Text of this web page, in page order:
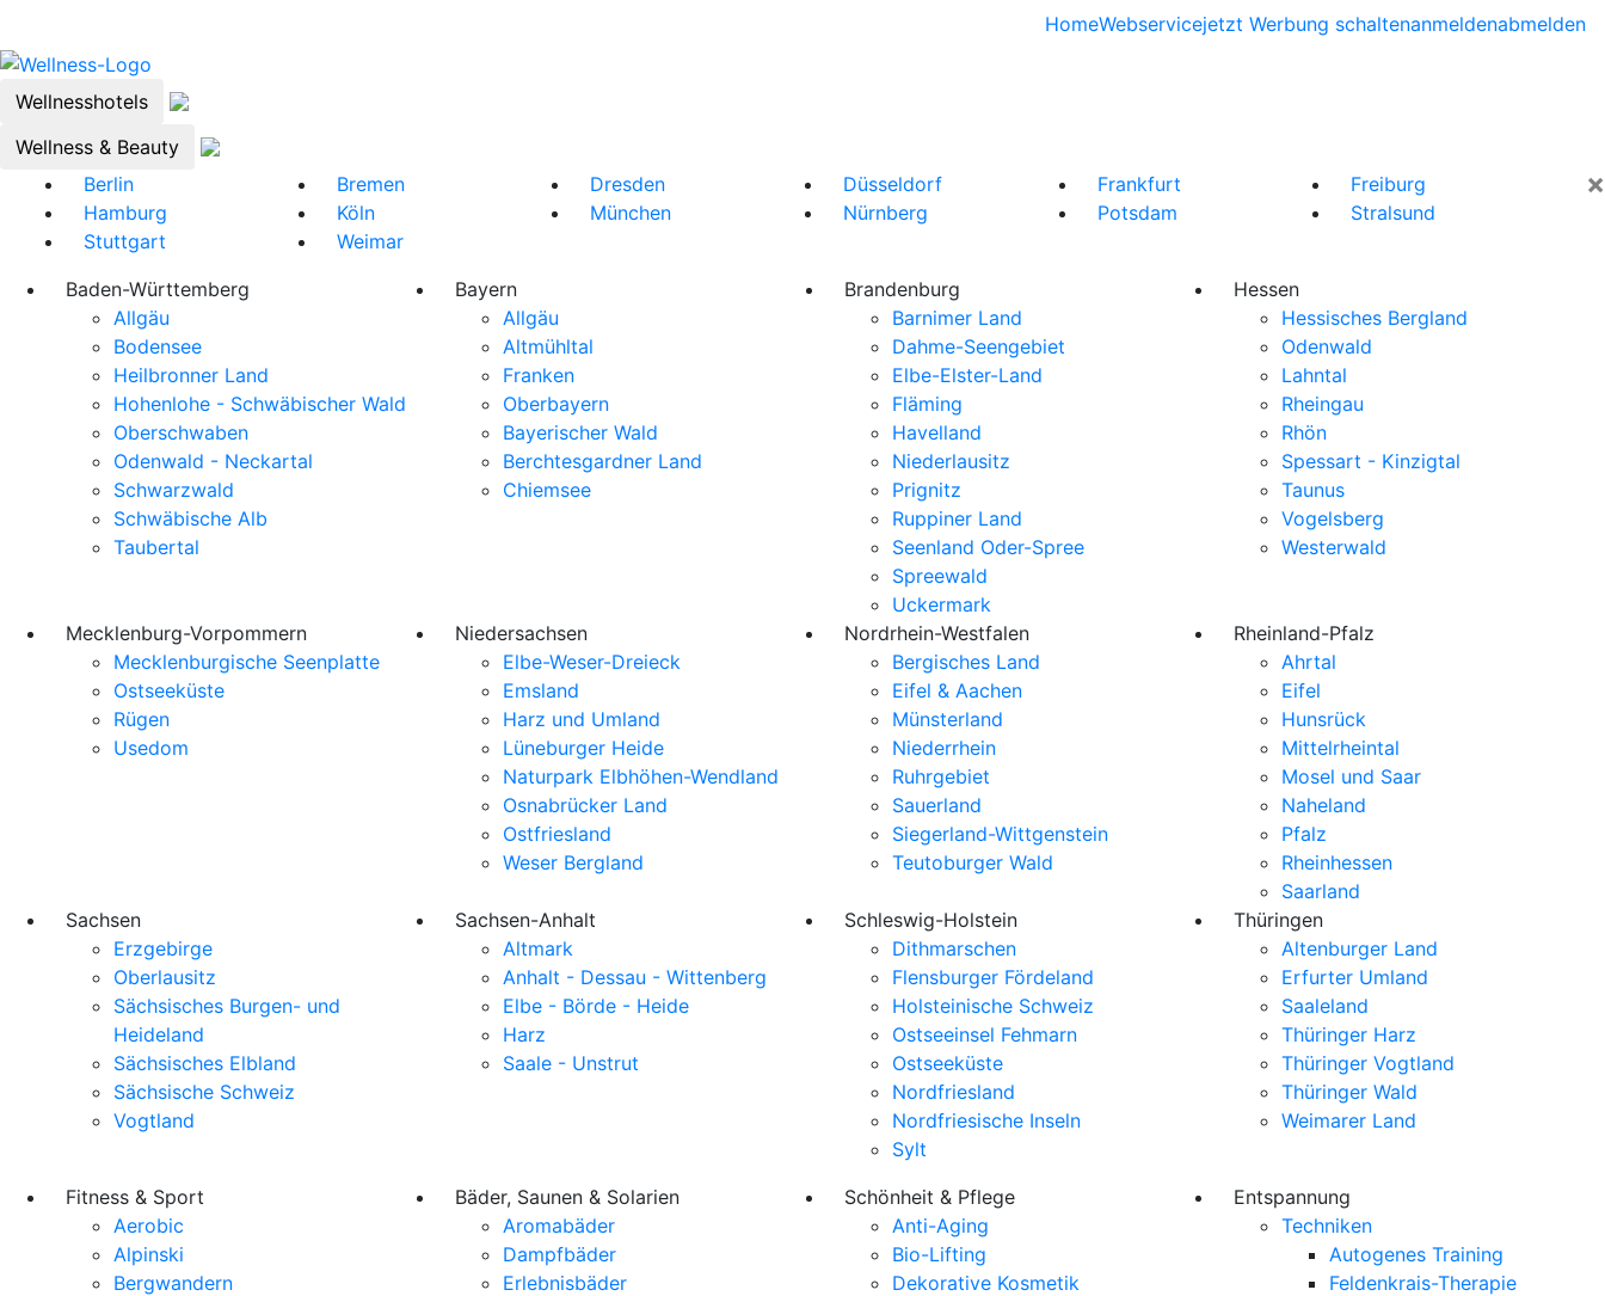
HomeWebservicejetzt Werbung schaltenanmeldenabmelden
Wellnesshotels
Wellness & Beauty
×
Berlin Bremen Dresden Düsseldorf Frankfurt
Freiburg
Hamburg
Köln München Nürnberg Potsdam
Stralsund
Stuttgart
Weimar
Baden-Württemberg
Allgäu
Bodensee
Heilbronner Land
Hohenlohe - Schwäbischer Wald
Oberschwaben
Odenwald - Neckartal
Schwarzwald
Schwäbische Alb
Taubertal
Bayern
Allgäu
Altmühltal
Franken
Oberbayern
Bayerischer Wald
Berchtesgardner Land
Chiemsee
Brandenburg
Barnimer Land
Dahme-Seengebiet
Elbe-Elster-Land
Fläming
Havelland
Niederlausitz
Prignitz
Ruppiner Land
Seenland Oder-Spree
Spreewald
Uckermark
Hessen
Hessisches Bergland
Odenwald
Lahntal
Rheingau
Rhön
Spessart - Kinzigtal
Taunus
Vogelsberg
Westerwald
Mecklenburg-Vorpommern
Mecklenburgische Seenplatte
Ostseeküste
Rügen
Usedom
Niedersachsen
Elbe-Weser-Dreieck
Emsland
Harz und Umland
Lüneburger Heide
Naturpark Elbhöhen-Wendland
Osnabrücker Land
Ostfriesland
Weser Bergland
Nordrhein-Westfalen
Bergisches Land
Eifel & Aachen
Münsterland
Niederrhein
Ruhrgebiet
Sauerland
Siegerland-Wittgenstein
Teutoburger Wald
Rheinland-Pfalz
Ahrtal
Eifel
Hunsrück
Mittelrheintal
Mosel und Saar
Naheland
Pfalz
Rheinhessen
Saarland
Sachsen
Erzgebirge
Oberlausitz
Sächsisches Burgen- und
Heideland
Sächsisches Elbland
Sächsische Schweiz
Vogtland
Sachsen-Anhalt
Altmark
Anhalt - Dessau - Wittenberg
Elbe - Börde - Heide
Harz
Saale - Unstrut
Schleswig-Holstein
Dithmarschen
Flensburger Fördeland
Holsteinische Schweiz
Ostseeinsel Fehmarn
Ostseeküste
Nordfriesland
Nordfriesische Inseln
Sylt
Thüringen
Altenburger Land
Erfurter Umland
Saaleland
Thüringer Harz
Thüringer Vogtland
Thüringer Wald
Weimarer Land
Fitness & Sport
Aerobic
Alpinski
Bergwandern
Bäder, Saunen & Solarien
Aromabäder
Dampfbäder
Erlebnisbäder
Schönheit & Pflege
Anti-Aging
Bio-Lifting
Dekorative Kosmetik
Entspannung
Techniken
Autogenes Training
Feldenkrais-Therapie